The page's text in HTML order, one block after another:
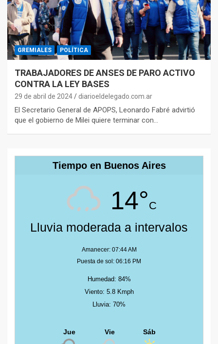
GREMIALES POLÍTICA
TRABAJADORES DE ANSES DE PARO ACTIVO
CONTRA LA LEY BASES
29 de abril de 2024 diarioeldelegado.com.ar
El Secretario General de APOPS, Leonardo Fabré advirtió
que el gobierno de Milei quiere terminar con…
Tiempo en Buenos Aires
14°C
Lluvia moderada a intervalos
Amanecer: 07:44 AM
Puesta de sol: 06:16 PM
Humedad: 84%
Viento: 5.8 Kmph
Lluvia: 70%
Jue Vie Sáb